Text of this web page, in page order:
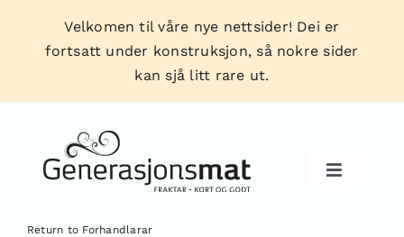
content
Velkomen til våre nye nettsider! Dei er
fortsatt under konstruksjon, så nokre sider
kan sjå litt rare ut.
Toggle
Return to Forhandlarar